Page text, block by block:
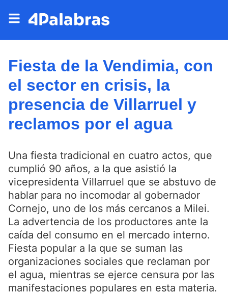
Fiesta de la Vendimia, con
el sector en crisis, la
presencia de Villarruel y
reclamos por el agua
Una fiesta tradicional en cuatro actos, que
cumplió 90 años, a la que asistió la
vicepresidenta Villarruel que se abstuvo de
hablar para no incomodar al gobernador
Cornejo, uno de los más cercanos a Milei.
La advertencia de los productores ante la
caída del consumo en el mercado interno.
Fiesta popular a la que se suman las
organizaciones sociales que reclaman por
el agua, mientras se ejerce censura por las
manifestaciones populares en esta materia.